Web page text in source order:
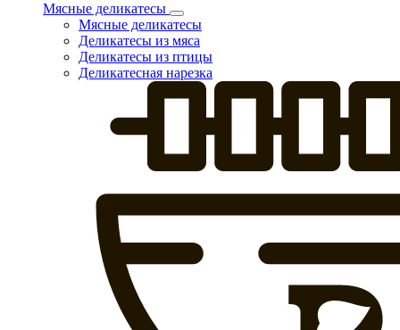
Мясные деликатесы
Мясные деликатесы
Деликатесы из мяса
Деликатесы из птицы
Деликатесная нарезка